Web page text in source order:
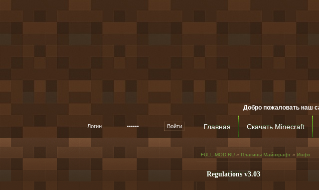
Войти
Добро пожаловать наш
Главная Скачать Minecraft
FULL-MOD.RU » Плагины Майнкрафт » Инфо
Regulations v3.03